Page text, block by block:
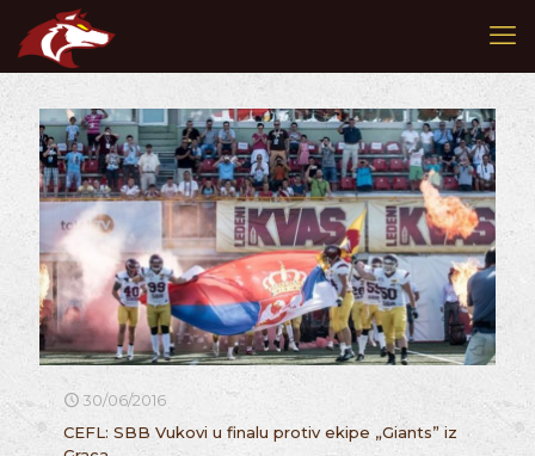
30/06/2016
CEFL: SBB Vukovi u finalu protiv ekipe „Giants” iz